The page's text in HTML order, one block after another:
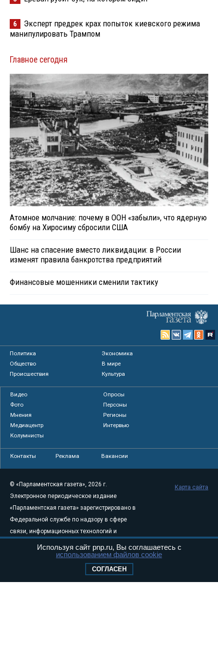
6
Эксперт предрек крах попыток киевского режима
манипулировать Трампом
Главное сегодня
Атомное молчание: почему в ООН «забыли», что ядерную
бомбу на Хиросиму сбросили США
Шанс на спасение вместо ликвидации: в России
изменят правила банкротства предприятий
Финансовые мошенники сменили тактику
Политика
Экономика
Общество
В мире
Происшествия
Культура
Видео
Опросы
Фото
Персоны
Мнения
Регионы
Медиацентр
Интервью
Колумнисты
Контакты Реклама Вакансии
© «Парламентская газета», 2026 г.
Электронное периодическое издание
«Парламентская газета» зарегистрировано в
Федеральной службе по надзору в сфере
связи, информационных технологий и
августа 2011 года. 18+
Свидетельство о регистрации Эл № ФС77-
Карта сайта
Используя сайт pnp.ru, Вы соглашаетесь с
использованием файлов cookie
СОГЛАСЕН